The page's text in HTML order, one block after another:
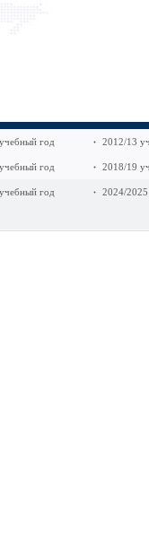
год 2012/13
год 2018/19
год 2024/